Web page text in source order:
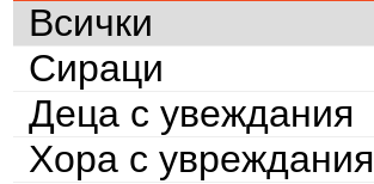
Всички
Сираци
Деца с увеждания
Хора с увреждания